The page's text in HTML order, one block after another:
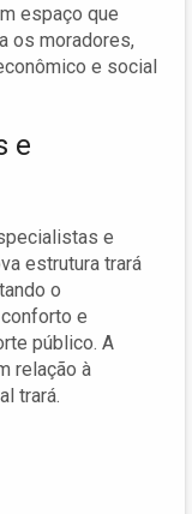
espaço que
os moradores,
e social
e
e
estrutura trará
o
e
público. A
relação à
trará.